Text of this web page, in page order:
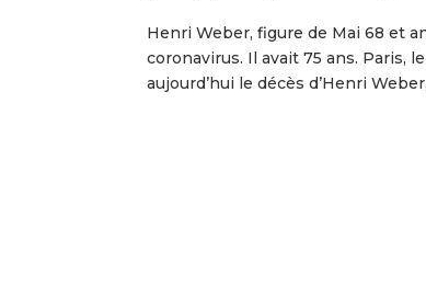
Henri Weber, figure de Mai 68 et
coronavirus. Il avait 75 ans. Paris,
aujourd’hui le décès d’Henri